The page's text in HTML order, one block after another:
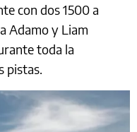
con dos 1500 a
Adamo y Liam
toda la
pistas.